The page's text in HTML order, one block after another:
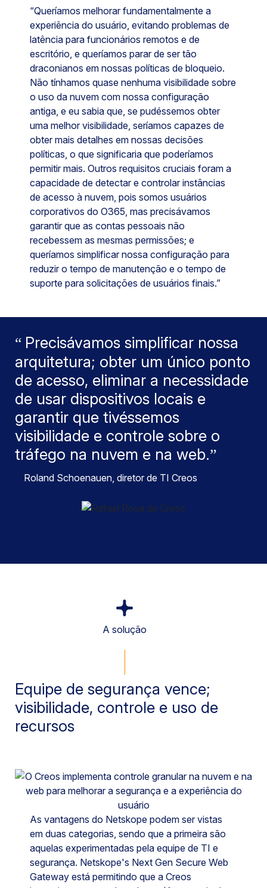
“Queríamos melhorar fundamentalmente a
experiência do usuário, evitando problemas de
latência para funcionários remotos e de
escritório, e queríamos parar de ser tão
draconianos em nossas políticas de bloqueio.
Não tínhamos quase nenhuma visibilidade sobre
o uso da nuvem com nossa configuração
antiga, e eu sabia que, se pudéssemos obter
uma melhor visibilidade, seríamos capazes de
obter mais detalhes em nossas decisões
políticas, o que significaria que poderíamos
permitir mais. Outros requisitos cruciais foram a
capacidade de detectar e controlar instâncias
de acesso à nuvem, pois somos usuários
corporativos do O365, mas precisávamos
garantir que as contas pessoais não
recebessem as mesmas permissões; e
queríamos simplificar nossa configuração para
reduzir o tempo de manutenção e o tempo de
suporte para solicitações de usuários finais.”
Precisávamos simplificar nossa
arquitetura; obter um único ponto
de acesso, eliminar a necessidade
de usar dispositivos locais e
garantir que tivéssemos
visibilidade e controle sobre o
tráfego na nuvem e na web.
Roland Schoenauen, diretor de TI Creos
A solução
Equipe de segurança vence;
visibilidade, controle e uso de
recursos
As vantagens do Netskope podem ser vistas
em duas categorias, sendo que a primeira são
aquelas experimentadas pela equipe de TI e
segurança. Netskope's Next Gen Secure Web
Gateway está permitindo que a Creos